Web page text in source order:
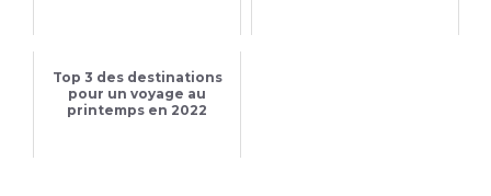
Top 3 des destinations
pour un voyage au
printemps en 2022